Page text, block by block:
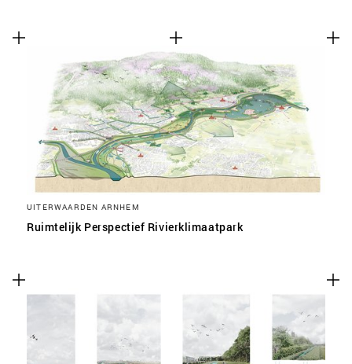
UITERWAARDEN ARNHEM
Ruimtelijk Perspectief Rivierklimaatpark